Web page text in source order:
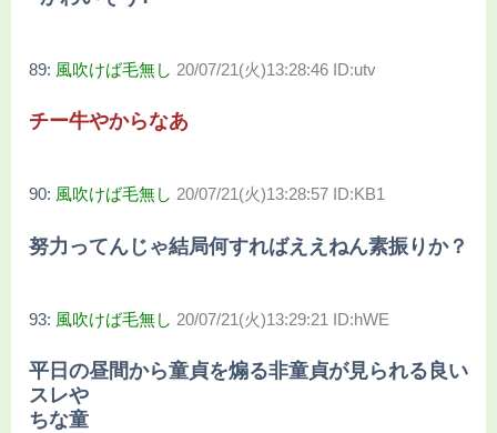
89: 風吹けば毛無し 20/07/21(火)13:28:46 ID:utv
チー牛やからなあ
90: 風吹けば毛無し 20/07/21(火)13:28:57 ID:KB1
努力ってんじゃ結局何すればええねん素振りか？
93: 風吹けば毛無し 20/07/21(火)13:29:21 ID:hWE
平日の昼間から童貞を煽る非童貞が見られる良い
スレや
ちな童